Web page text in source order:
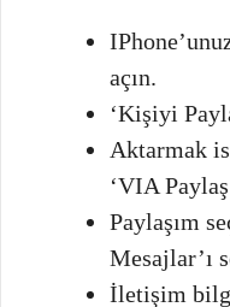
açın.
‘Kişiyi
Aktarmak
‘VIA
Paylaşım
Mesajlar’ı
İletişim